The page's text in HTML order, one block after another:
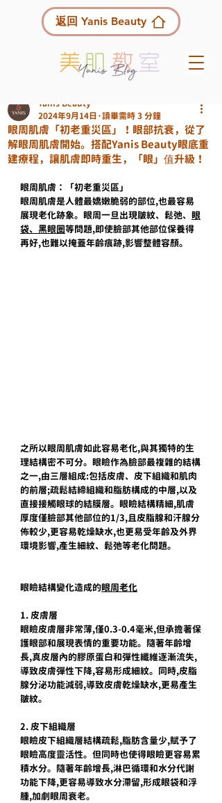
返回 Yanis Beauty
眼周肌膚「初老重災區」！眼部抗衰，從了
解眼周肌膚開始。搭配Yanis Beauty眼底重
建療程，讓肌膚即時重生，「眼」值升級！
Yanis Beauty
2024年9月14日 讀畢需時 3 分鐘
眼周肌膚：「初老重災區」
眼周肌膚是人體最嬌嫩脆弱的部位,也最容易
展現老化跡象。眼周一旦出現皺紋、鬆弛、 眼
袋、黑眼圈等問題,即使臉部其他部位保養得
再好,也難以掩蓋年齡痕跡,影響整體容顏。
之所以眼周肌膚如此容易老化,與其獨特的生
理結構密不可分。眼瞼作為臉部最複雜的結構
之一,由三層組成:包括皮膚、皮下組織和肌肉
的前層;疏鬆結締組織和脂肪構成的中層,以及
直接接觸眼球的結膜層。眼瞼結構精細,肌膚
厚度僅臉部其他部位的1/3,且皮脂腺和汗腺分
佈較少,更容易乾燥缺水,也更易受年齡及外界
環境影響,產生細紋、鬆弛等老化問題。
眼瞼結構變化造成的眼周老化
1. 皮膚層
眼瞼皮膚層非常薄,僅0.3-0.4毫米,但承擔著保
護眼部和展現表情的重要功能。隨著年齡增
長,真皮層內的膠原蛋白和彈性纖維逐漸流失,
導致皮膚彈性下降,容易形成細紋。同時,皮脂
腺分泌功能減弱,導致皮膚乾燥缺水,更易產生
皺紋。
2. 皮下組織層
眼瞼皮下組織層結構疏鬆,脂肪含量少,賦予了
眼瞼高度靈活性。但同時也使得眼瞼更容易累
積水分。隨著年齡增長,淋巴循環和水分代謝
功能下降,更容易導致水分滯留,形成眼袋和浮
腫,加劇眼周衰老。